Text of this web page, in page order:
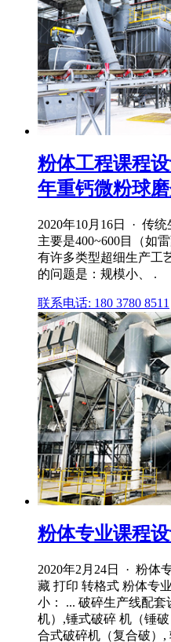
粉体工程课程
年重钙微粉球
2020年10月16日 · 传
主要是400~600目（如
有许多类型超细生产工
的问题是：规模小、 .
联系电话: 180 3780 8511
粉体专业课程
2020年2月24日 · 粉体
藏 打印 转格式 粉体专
小： ... 破碎生产线配
机）,锤式破碎 机（锤
合式破碎机（复合破）,